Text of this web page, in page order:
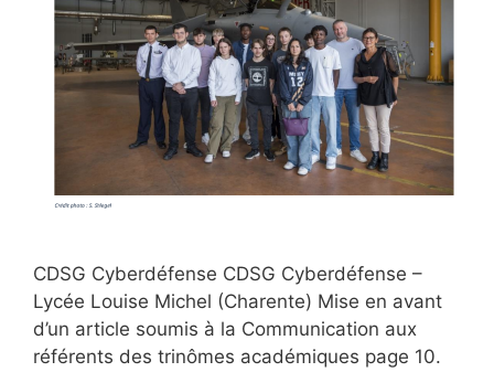
CDSG Cyberdéfense CDSG Cyberdéfense –
Lycée Louise Michel (Charente) Mise en avant
d’un article soumis à la Communication aux
référents des trinômes académiques page 10.